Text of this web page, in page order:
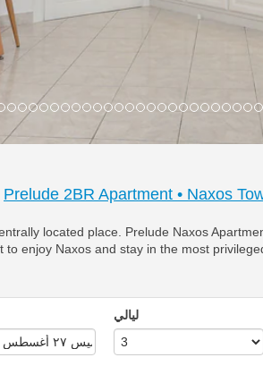
Prelude 2BR Apartment • Naxos
located place. Prelude Naxos
to enjoy Naxos and stay in the most
ليالي